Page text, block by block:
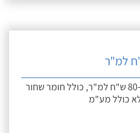
למ"ר
החל 80-100 ש"ח למ"ר, כולל חומר שחור
כולל מע"מ